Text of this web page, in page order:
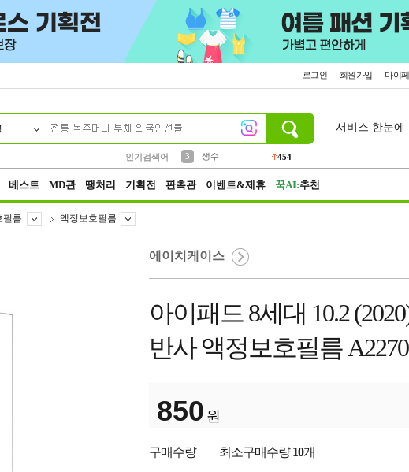
로그인 회원가입 마이
인기검색어
4
등산
152
서비스 한눈에
베스트 MD관 땡처리 기획전 판촉관 이벤트&제휴 꾹AI:추천
필름 액정보호필름
에이치케이스
아이패드 8세대 10.2
반사 액정보호필름 A2270
850 원
구매수량 최소구매수량10개